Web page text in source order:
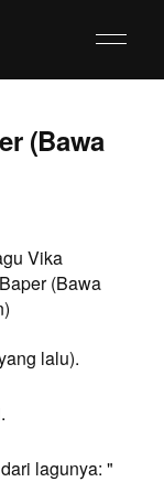
(Bawa
lalu).
lagunya: "